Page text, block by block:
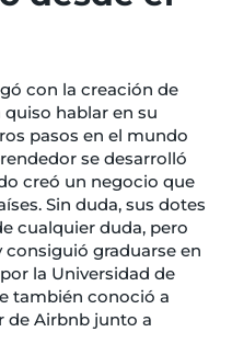
con la creación de
hablar en su
pasos en el mundo
se desarrolló
creó un negocio que
Sin duda, sus dotes
cualquier duda, pero
graduarse en
la Universidad de
también conoció a
de Airbnb junto a